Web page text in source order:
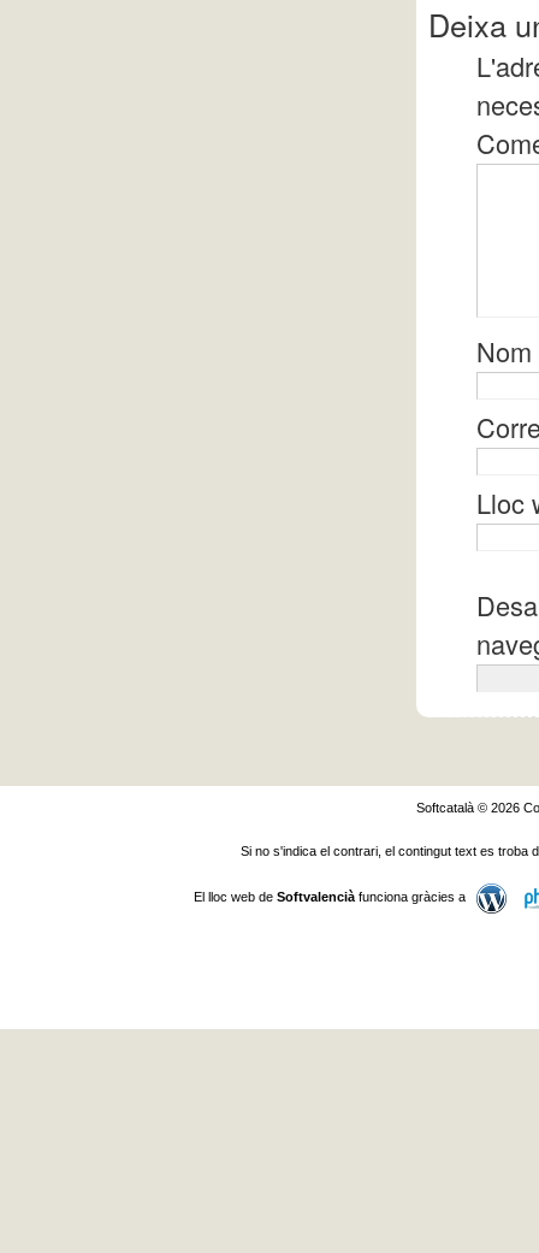
Deixa
Nom
Lloc
Softcatalà © 2026
Si no s'indica el contrari, el contingut text es troba
El lloc web de Softvalenciàfunciona gràcies a